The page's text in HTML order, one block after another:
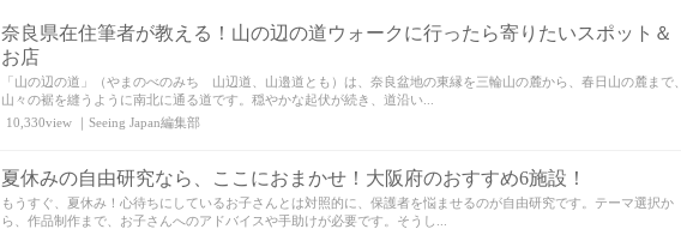
奈良県在住筆者が教える！山の辺の道ウォークに行ったら寄りたいスポット＆
お店
「山の辺の道」（やまのべのみち 山辺道、山邉道とも）は、奈良盆地の東縁を三輪山の麓から、春日山の麓まで、
山々の裾を縫うように南北に通る道です。穏やかな起伏が続き、道沿い...
10,330view
Seeing Japan編集部
夏休みの自由研究なら、ここにおまかせ！大阪府のおすすめ6施設！
もうすぐ、夏休み！心待ちにしているお子さんとは対照的に、保護者を悩ませるのが自由研究です。テーマ選択か
ら、作品制作まで、お子さんへのアドバイスや手助けが必要です。そうし...